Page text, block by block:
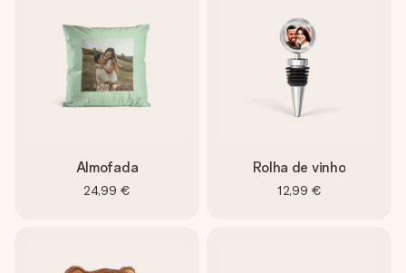
Almofada
24,99 €
Rolha de vinho
12,99 €